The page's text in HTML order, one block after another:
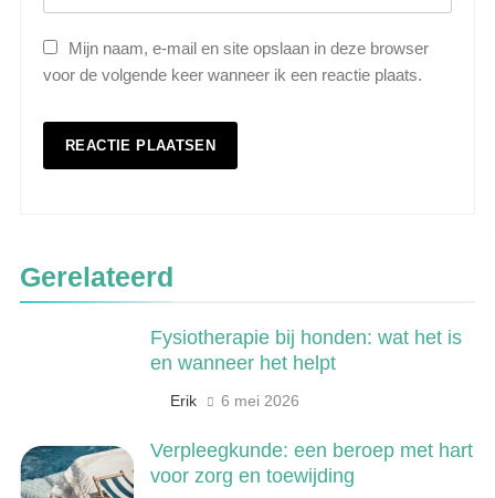
Mijn naam, e-mail en site opslaan in deze browser
voor de volgende keer wanneer ik een reactie plaats.
Gerelateerd
Fysiotherapie bij honden: wat het is
en wanneer het helpt
Erik 6 mei 2026
Verpleegkunde: een beroep met hart
voor zorg en toewijding
De 538 Ochtendshow: dit moet je
weten over het populairste
7